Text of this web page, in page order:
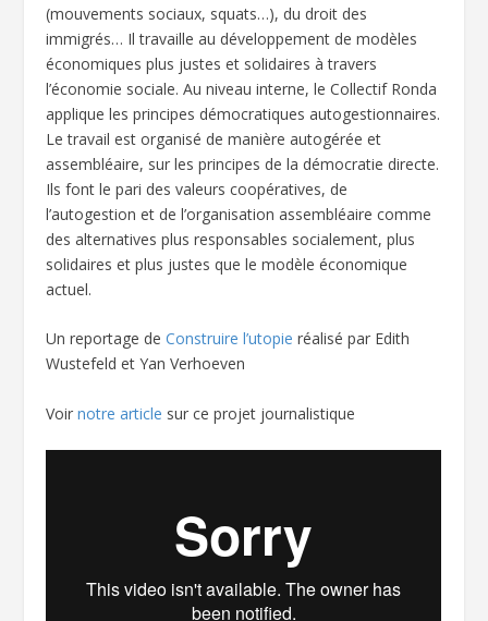
(mouvements sociaux, squats…), du droit des
immigrés… Il travaille au développement de modèles
économiques plus justes et solidaires à travers
l’économie sociale. Au niveau interne, le Collectif Ronda
applique les principes démocratiques autogestionnaires.
Le travail est organisé de manière autogérée et
assembléaire, sur les principes de la démocratie directe.
Ils font le pari des valeurs coopératives, de
l’autogestion et de l’organisation assembléaire comme
des alternatives plus responsables socialement, plus
solidaires et plus justes que le modèle économique
actuel.
Un reportage deConstruire l’utopie réalisé par Edith
Wustefeld et Yan Verhoeven
Voirnotre article sur ce projet journalistique